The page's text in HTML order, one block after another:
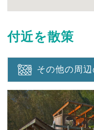
付近を散策
その他の周